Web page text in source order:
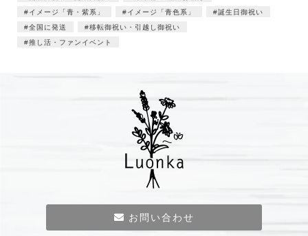
イメージ「青・紫系」
イメージ「青色系」
誕生日御祝い
全国に発送
移転御祝い・引越し御祝い
推し活・ファンイベント
お問い合わせ